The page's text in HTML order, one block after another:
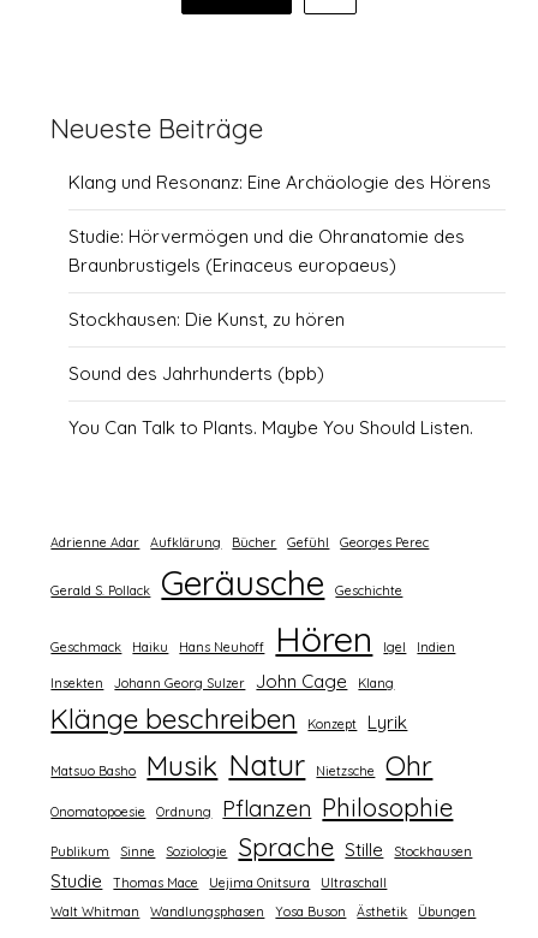
Neueste Beiträge
Klang und Resonanz: Eine Archäologie des Hörens
Studie: Hörvermögen und die Ohranatomie des
Braunbrustigels (Erinaceus europaeus)
Stockhausen: Die Kunst, zu hören
Sound des Jahrhunderts (bpb)
You Can Talk to Plants. Maybe You Should Listen.
Adrienne Adar Aufklärung Bücher Gefühl Georges Perec
Gerald S. Pollack Geräusche Geschichte
Geschmack Haiku Hans Neuhoff Hören Igel Indien
Insekten Johann Georg Sulzer John Cage Klang
Klänge beschreiben Konzept Lyrik
Matsuo Basho Musik Natur Nietzsche Ohr
Onomatopoesie Ordnung Pflanzen Philosophie
Publikum Sinne Soziologie Sprache Stille Stockhausen
Studie Thomas Mace Uejima Onitsura
Ultraschall
Walt Whitman
Wandlungsphasen Yosa Buson Ästhetik Übungen